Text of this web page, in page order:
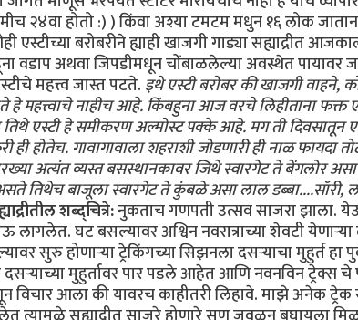
२४वा होतो :) ) किंवा अश्या टमटम मधुन १६ लोक
एस्टीच्या बरोबरीने ह्याही खाजगी गाड्या सह्याद्रीत
वडाप अथवा जिपडीमधून चोंबाळलेल्या अवस्थेत पायावर
महत्त्व जास्त पटते.इथे एस्टी बरोबर की खाजगी वाहने,
हे महत्त्वाचे नाहीच आहे. किंबहुना आज वरचे लिहीताना फक्त
एस्टी हे समीकरण अल्मोस्ट पक्के आहे. मग ती दिवसातून
होतेच. गावागावाला शहराशी जोडणारी ही नाळ फायदा
अत्यंत व्यस्त बसस्थानकावर जिथे स्वारगेट ते बेंगलोर
तिथेच बाजूला स्वारगेट ते कुंबळे असा लाल डब्बा....सॉरी,
शब्द्चित्रे:नुकताच गणपती उत्सव साजरा झाला.
घट बसल्यावर अश्विन नवरात्राच्या शेवटी येणार्‍या
सुरु होणार्‍या ट्रेकिंगच्या सिझनला दसर्‍याचा मुहुर्त हा
मुहुर्तावर पार पडले आहेत आणि नवनविन ट्रेक्स
आला की यावरच काहीतरी लिहावे. माझे अनेक ट्रेक